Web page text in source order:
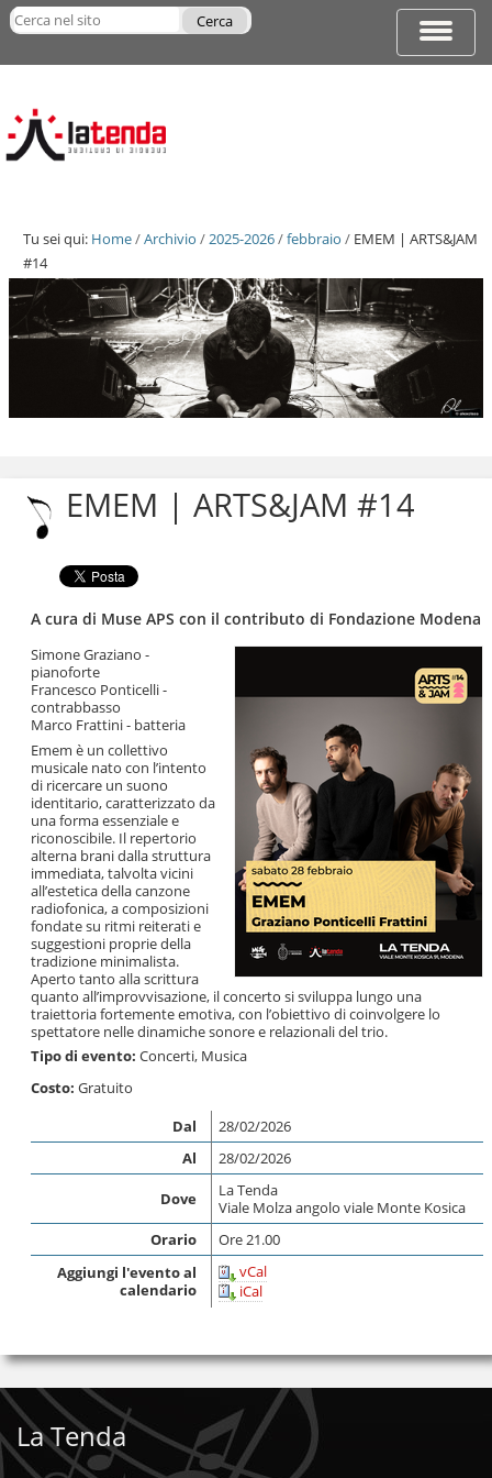
Salta
ai
|
navigazione
Espandi
di
Cerca nel sito
avanzata…
Tu sei qui: Home/Archivio /2025-2026/febbraio / EMEM | ARTS&JAM
#14
Salta
navigazione
EMEM | ARTS&JAM #14
A cura di Muse APS con il contributo di Fondazione Modena
Simone Graziano -
pianoforte
Francesco Ponticelli -
contrabbasso
Marco Frattini - batteria
Emem è un collettivo
musicale nato con l’intento
di ricercare un suono
identitario, caratterizzato da
una forma essenziale e
riconoscibile. Il repertorio
alterna brani dalla struttura
immediata, talvolta vicini
all’estetica della canzone
radiofonica, a composizioni
fondate su ritmi reiterati e
suggestioni proprie della
tradizione minimalista.
Aperto tanto alla scrittura
quanto all’improvvisazione, il concerto si sviluppa lungo una
traiettoria fortemente emotiva, con l’obiettivo di coinvolgere lo
spettatore nelle dinamiche sonore e relazionali del trio.
Tipo di evento: Concerti, Musica
Costo: Gratuito
Dal
28/02/2026
Al
28/02/2026
Dove
La Tenda
Viale Molza angolo viale Monte Kosica
Orario
Ore 21.00
Aggiungi l'evento al
calendario
vCal
iCal
La Tenda